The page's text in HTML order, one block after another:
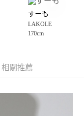
使用無須另外申請。
動跳轉到大哥付的交易
易確認頁面所載為準。
未通過，訂單將自動取
每月結算日後寄送繳費提
すーも
LAKOLE
170cm
相關推薦